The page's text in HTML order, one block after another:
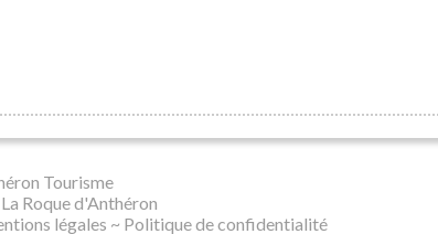
Tourisme
Roque d'Anthéron
légales ~ Politique de confidentialité